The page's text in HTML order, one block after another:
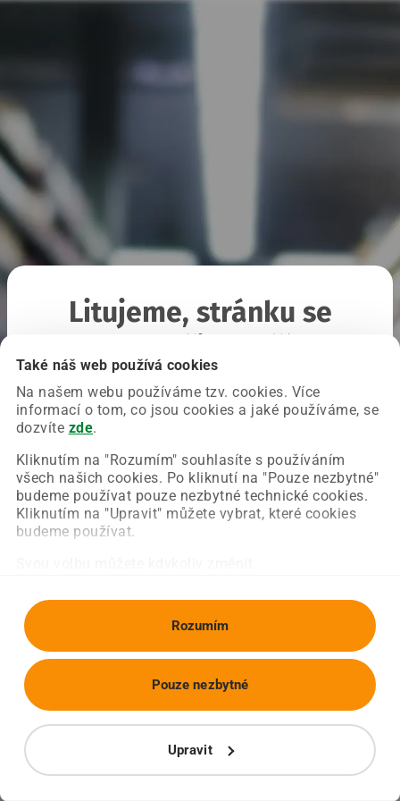
Také náš web používá cookies
Na našem webu používáme tzv. cookies. Více
informací o tom, co jsou cookies a jaké používáme, se
dozvíte zde.
Kliknutím na "Rozumím" souhlasíte s používáním
všech našich cookies. Po kliknutí na "Pouze nezbytné"
budeme používat pouze nezbytné technické cookies.
Kliknutím na "Upravit" můžete vybrat, které cookies
budeme používat.
Rozumím
Upravit
Pouze nezbytné
Litujeme, stránku se
Chyba nastala na naší straně a už ji opravujeme.
Zkuste prosím znovu načíst požadovanou stránku.
Obnovit stránku Úvodní strana